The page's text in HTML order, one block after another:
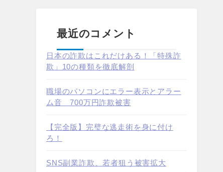
最近のコメント
日本の詐欺はこれだけある！「特殊詐
欺」10の種類を徹底解剖
職場のパソコンにエラー表示とアラー
ム音 700万円詐欺被害
【完全版】完璧な逃走術を身に付け
ろ！
SNS副業詐欺、若者狙う被害拡大